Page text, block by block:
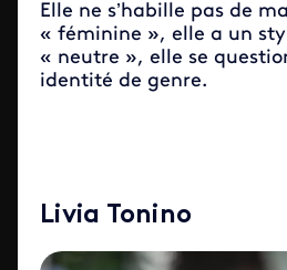
Elle ne s’habille pas de
« féminine », elle a un
« neutre », elle se
identité de genre.
Livia Tonino